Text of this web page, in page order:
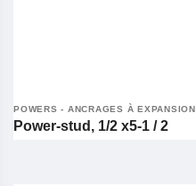
POWERS - ANCRAGES À EXPANSION
Power-stud, 1/2 x5-1 / 2